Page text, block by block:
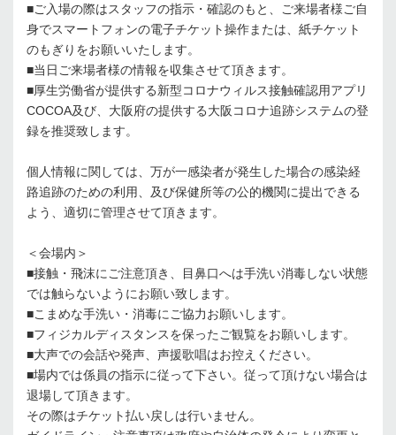
■ご入場の際はスタッフの指示・確認のもと、ご来場者様ご自
身でスマートフォンの電子チケット操作または、紙チケット
のもぎりをお願いいたします。
■当日ご来場者様の情報を収集させて頂きます。
■厚生労働省が提供する新型コロナウィルス接触確認用アプリ
COCOA及び、大阪府の提供する大阪コロナ追跡システムの登
録を推奨致します。
個人情報に関しては、万が一感染者が発生した場合の感染経
路追跡のための利用、及び保健所等の公的機関に提出できる
よう、適切に管理させて頂きます。
＜会場内＞
■接触・飛沫にご注意頂き、目鼻口へは手洗い消毒しない状態
では触らないようにお願い致します。
■こまめな手洗い・消毒にご協力お願いします。
■フィジカルディスタンスを保ったご観覧をお願いします。
■大声での会話や発声、声援歌唱はお控えください。
■場内では係員の指示に従って下さい。従って頂けない場合は
退場して頂きます。
その際はチケット払い戻しは行いません。